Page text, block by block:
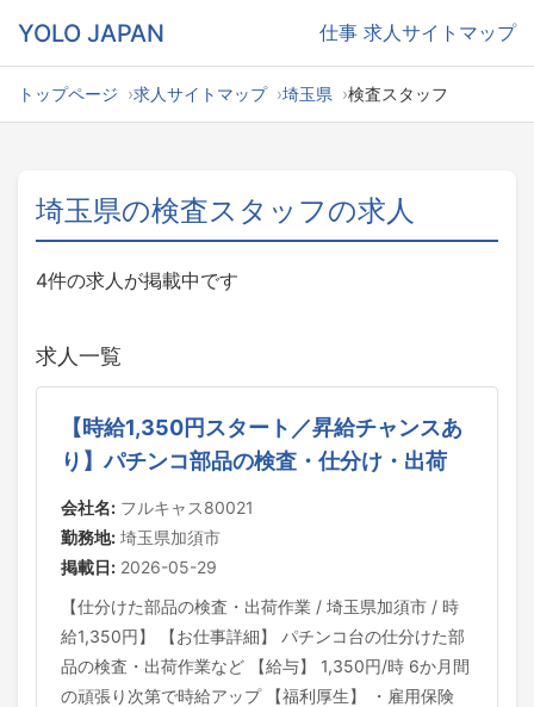
YOLO JAPAN 仕事 求人サイトマップ
トップページ 求人サイトマップ 埼玉県 検査スタッフ
埼玉県の検査スタッフの求人
4件の求人が掲載中です
求人一覧
【時給1,350円スタート／昇給チャンスあ
り】パチンコ部品の検査・仕分け・出荷
会社名: フルキャス80021
勤務地: 埼玉県加須市
掲載日: 2026-05-29
【仕分けた部品の検査・出荷作業 / 埼玉県加須市 / 時
給1,350円】 【お仕事詳細】 パチンコ台の仕分けた部
品の検査・出荷作業など 【給与】 1,350円/時 6か月間
の頑張り次第で時給アップ 【福利厚生】 ・雇用保険